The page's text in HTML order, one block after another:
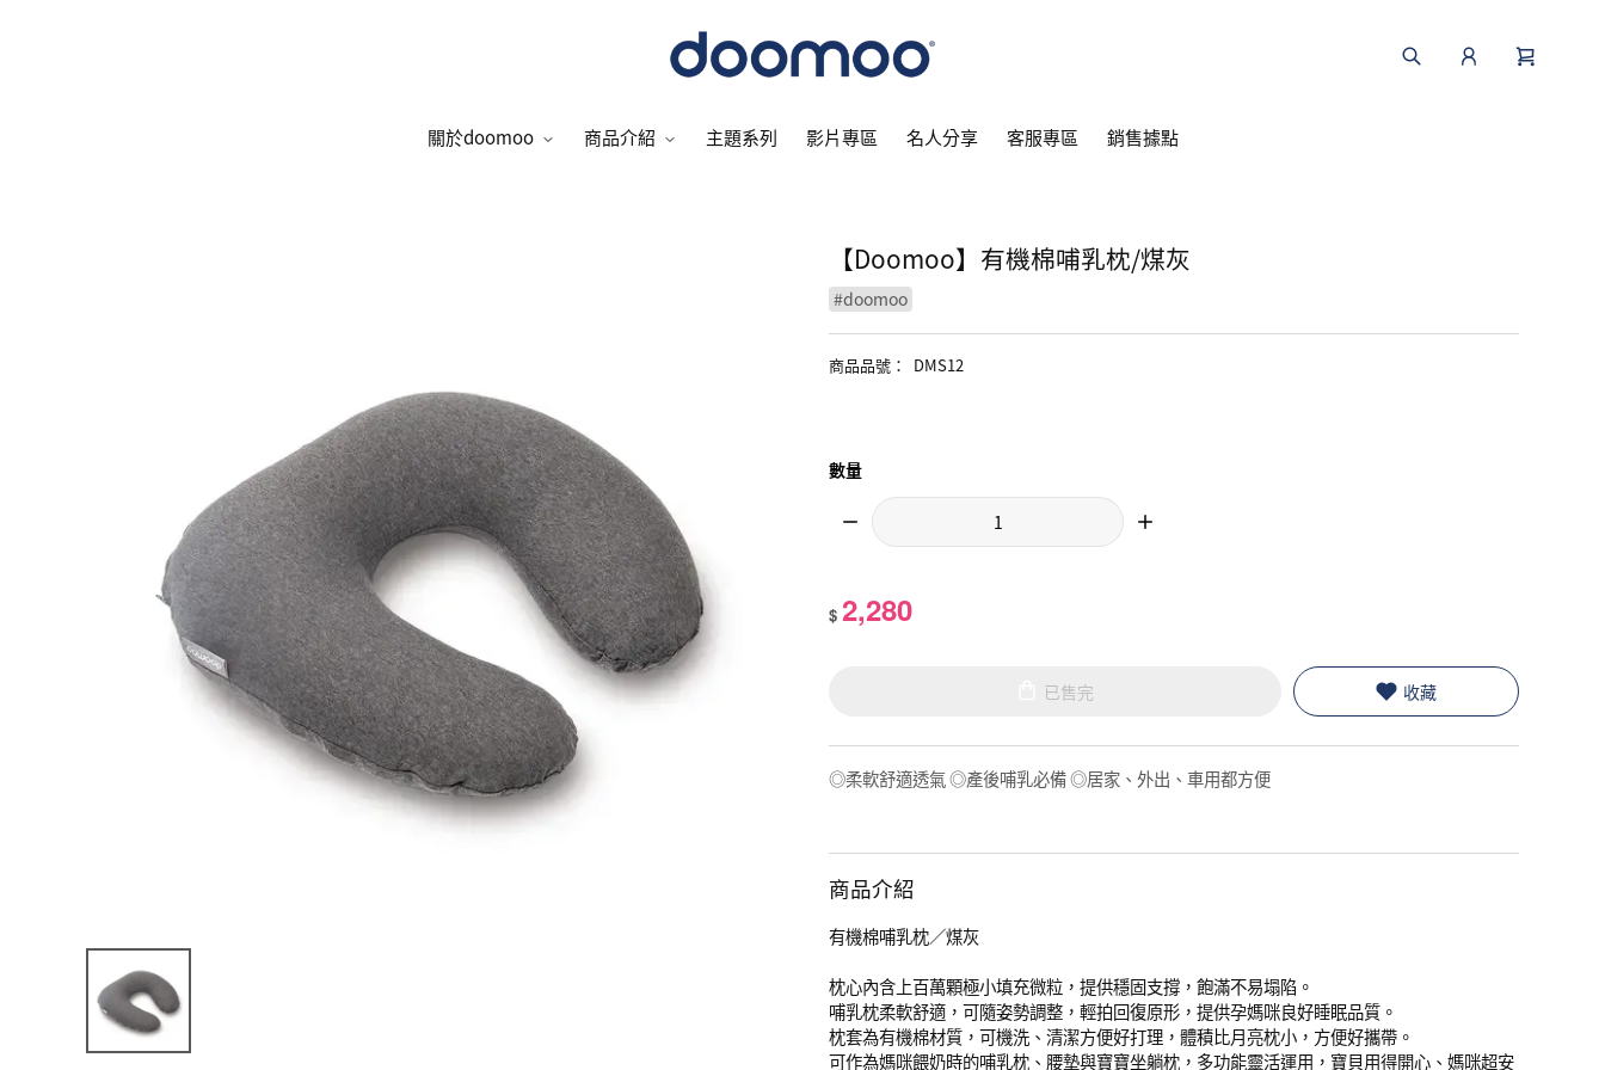
關於doomoo 商品介紹 主題系列 影片專區 名人分享 客服專區 銷售據點
【Doomoo】有機棉哺乳枕/煤灰
#doomoo
商品品號 ： DMS12
數量
$ 2,280
已售完 收藏
◎柔軟舒適透氣 ◎產後哺乳必備 ◎居家、外出、車用都方便
商品介紹
有機棉哺乳枕／煤灰
枕心內含上百萬顆極小填充微粒，提供穩固支撐，飽滿不易塌陷。
哺乳枕柔軟舒適，可隨姿勢調整，輕拍回復原形，提供孕媽咪良好睡眠品質。
枕套為有機棉材質，可機洗、清潔方便好打理，體積比月亮枕小，方便好攜帶。
可作為媽咪餵奶時的哺乳枕、腰墊與寶寶坐躺枕，多功能靈活運用，寶貝用得開心、媽咪超安